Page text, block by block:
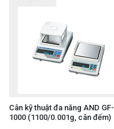
Cân kỹ thuật đa năng AND GF-
1000 (1100/0.001g, cân đếm)